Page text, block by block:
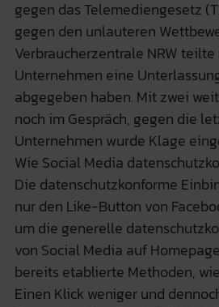
gegen das Telemediengesetz
gegen den unlauteren
Verbraucherzentrale NRW
Unternehmen eine
abgegeben haben. Mit zwei
noch im Gespräch, gegen die
Unternehmen wurde Klage
Wie Social Media
Die datenschutzkonforme
nur den Like-Button von
um die generelle
von Social Media auf
bereits etablierte Methoden,
Einen Klick weniger und